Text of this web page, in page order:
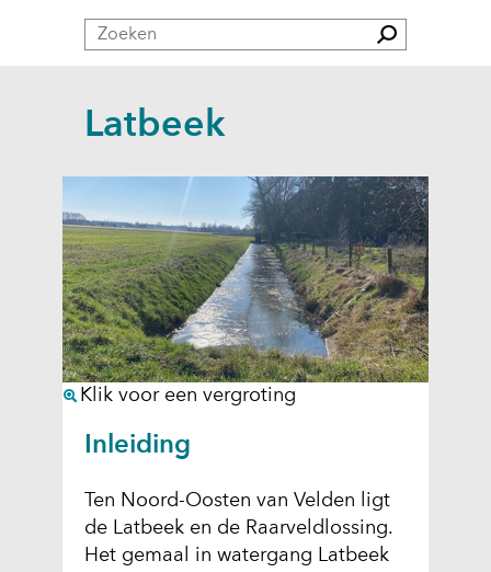
geweigerd.
t
k
p
e
Zoeken Zoeken
Latbeek
Klik voor een vergroting(
e
e
l
Inleiding
Ten Noord-Oosten van Velden ligt
de Latbeek en de Raarveldlossing.
Het gemaal in watergang Latbeek